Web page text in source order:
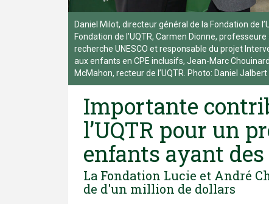
Daniel Milot, directeur général de la Fondation de
Fondation de l’UQTR, Carmen Dionne,
recherche UNESCO et responsable du projet
aux enfants en CPE inclusifs, Jean-Marc
McMahon, recteur de l’UQTR. Photo: Daniel Jalbert
Importante
l’UQTR pour un
enfants ayant
La Fondation Lucie et André
de d'un million de dollars